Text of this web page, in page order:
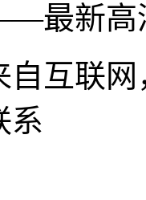
最新高
自互联
系